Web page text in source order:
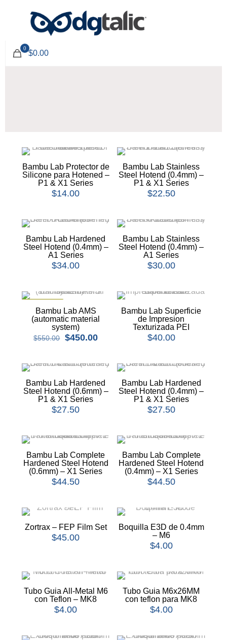
0
$0.00
Bambu Lab Protector de
Silicone para Hotened –
P1 & X1 Series
$14.00
Bambu Lab Stainless
Steel Hotend (0.4mm) –
P1 & X1 Series
$22.50
Bambu Lab Hardened
Steel Hotend (0.4mm) –
A1 Series
$34.00
Bambu Lab Stainless
Steel Hotend (0.4mm) –
A1 Series
$30.00
Bambu Lab AMS
(automatic material
system)
$550.00 $450.00
Bambu Lab Superficie
de Impresion
Texturizada PEI
$40.00
Bambu Lab Hardened
Steel Hotend (0.6mm) –
P1 & X1 Series
$27.50
Bambu Lab Hardened
Steel Hotend (0.4mm) –
P1 & X1 Series
$27.50
Bambu Lab Complete
Hardened Steel Hotend
(0.6mm) – X1 Series
$44.50
Bambu Lab Complete
Hardened Steel Hotend
(0.4mm) – X1 Series
$44.50
Zortrax – FEP Film Set
$45.00
Boquilla E3D de 0.4mm
– M6
$4.00
Tubo Guia All-Metal M6
con Teflon – MK8
$4.00
Tubo Guia M6x26MM
con teflon para MK8
$4.00